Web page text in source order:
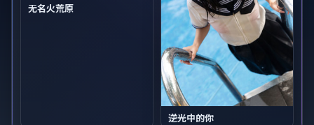
无名火荒原
逆光中的你